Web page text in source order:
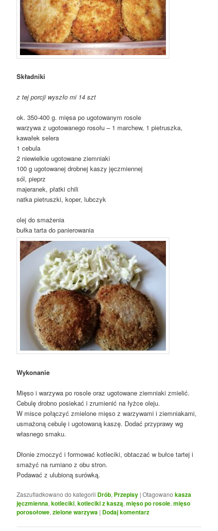
Składniki
z tej porcji wyszło mi 14 szt
ok. 350-400 g. mięsa po ugotowanym rosole
warzywa z ugotowanego rosołu – 1 marchew, 1 pietruszka,
kawałek selera
1 cebula
2 niewielkie ugotowane ziemniaki
100 g ugotowanej drobnej kaszy jęczmiennej
sól, pieprz
majeranek, płatki chili
natka pietruszki, koper, lubczyk
olej do smażenia
bułka tarta do panierowania
Wykonanie
Mięso i warzywa po rosole oraz ugotowane ziemniaki zmielić.
Cebulę drobno posiekać i zrumienić na łyżce oleju.
W misce połączyć zmielone mięso z warzywami i ziemniakami,
usmażoną cebulę i ugotowaną kaszę. Dodać przyprawy wg
własnego smaku.
Dłonie zmoczyć i formować kotleciki, obtaczać w bułce tartej i
smażyć na rumiano z obu stron.
Podawać z ulubioną surówką.
Zaszufladkowano do kategorii Drób, Przepisy |Otagowano kasza
jęczmienna,kotleciki,kotleciki z kaszą,mięso po rosole,mięso
porosołowe,zielone warzywa | Dodaj komentarz